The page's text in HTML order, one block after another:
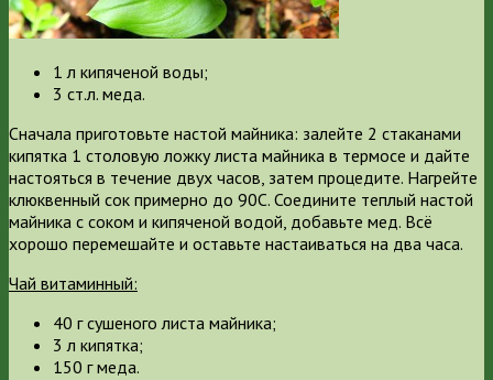
1 л кипяченой воды;
3 ст.л. меда.
Сначала приготовьте настой майника: залейте 2 стаканами
кипятка 1 столовую ложку листа майника в термосе и дайте
настояться в течение двух часов, затем процедите. Нагрейте
клюквенный сок примерно до 90C. Соедините теплый настой
майника с соком и кипяченой водой, добавьте мед. Всё
хорошо перемешайте и оставьте настаиваться на два часа.
Чай витаминный:
40 г сушеного листа майника;
3 л кипятка;
150 г меда.